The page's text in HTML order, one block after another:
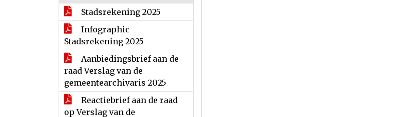
Stadsrekening 2025
Infographic
Stadsrekening 2025
Aanbiedingsbrief aan de
raad Verslag van de
gemeentearchivaris 2025
Reactiebrief aan de raad
op Verslag van de